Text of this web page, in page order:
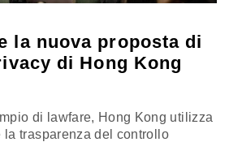
la nuova proposta di
di Hong Kong
di lawfare, Hong Kong utilizza
la trasparenza del controllo